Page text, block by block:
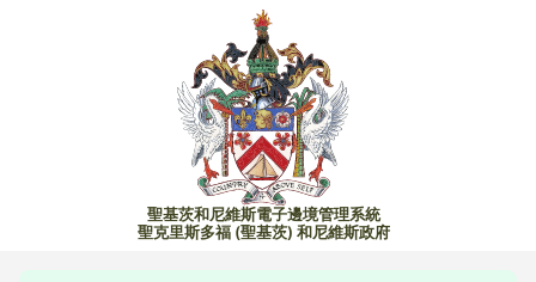
聖基茨和尼維斯電子邊境管理系統
聖克里斯多福 (聖基茨) 和尼維斯政府